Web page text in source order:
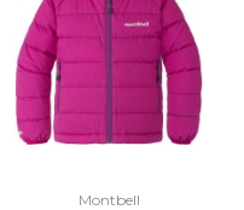
Montbell